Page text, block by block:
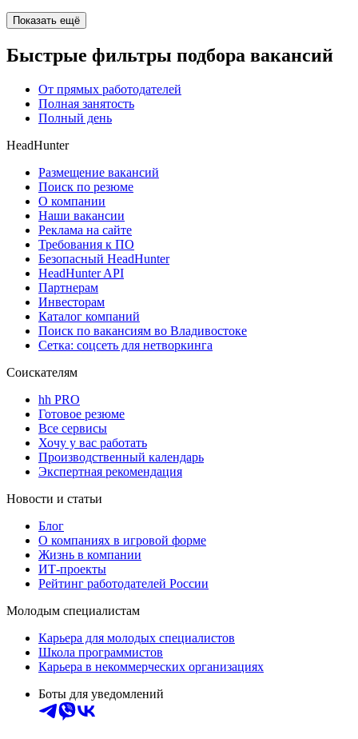
Показать ещё
Быстрые фильтры подбора вакансий
От прямых работодателей
Полная занятость
Полный день
HeadHunter
Размещение вакансий
Поиск по резюме
О компании
Наши вакансии
Реклама на сайте
Требования к ПО
Безопасный HeadHunter
HeadHunter API
Партнерам
Инвесторам
Каталог компаний
Поиск по вакансиям во Владивостоке
Сетка: соцсеть для нетворкинга
Соискателям
hh PRO
Готовое резюме
Все сервисы
Хочу у вас работать
Производственный календарь
Экспертная рекомендация
Новости и статьи
Блог
О компаниях в игровой форме
Жизнь в компании
ИТ-проекты
Рейтинг работодателей России
Молодым специалистам
Карьера для молодых специалистов
Школа программистов
Карьера в некоммерческих организациях
Боты для уведомлений